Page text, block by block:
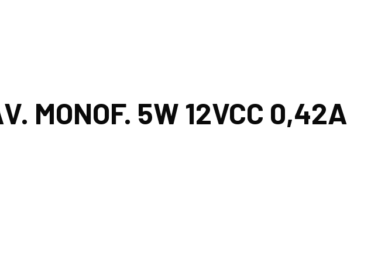
MONOF. 5W 12VCC 0,42A